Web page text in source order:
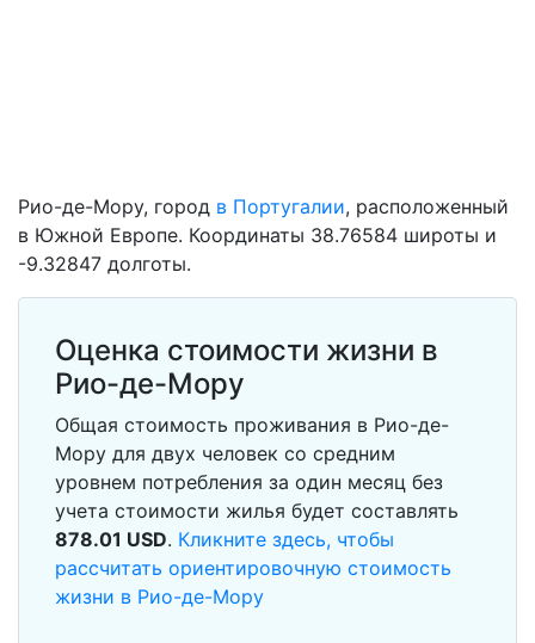
Рио-де-Мору, город в Португалии, расположенный
в Южной Европе. Координаты 38.76584 широты и
-9.32847 долготы.
Оценка стоимости жизни в
Рио-де-Мору
Общая стоимость проживания в Рио-де-
Мору для двух человек со средним
уровнем потребления за один месяц без
учета стоимости жилья будет составлять
878.01 USD. Кликните здесь, чтобы
рассчитать ориентировочную стоимость
жизни в Рио-де-Мору